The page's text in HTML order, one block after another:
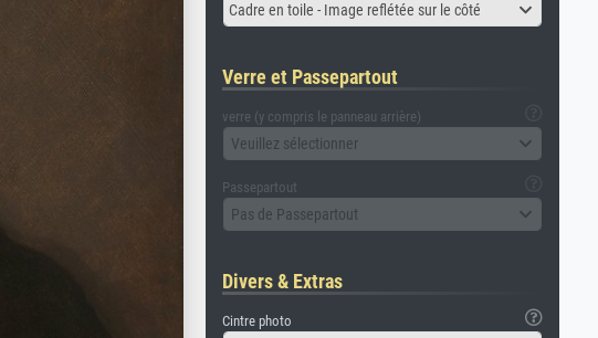
Cadre en toile - Image reflétée sur le côté
Verre et Passepartout
verre (y compris le panneau arrière)
Veuillez sélectionner
Passepartout
Pas de Passepartout
Divers & Extras
Cintre photo